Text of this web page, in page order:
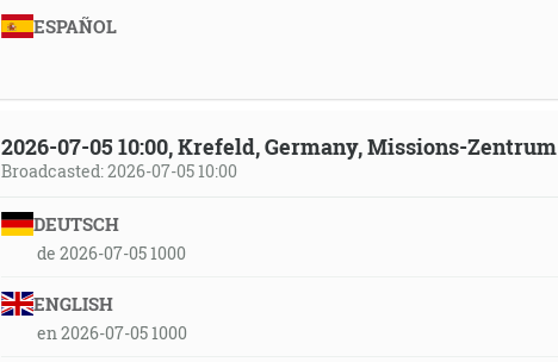
ESPAÑOL
2026-07-05 10:00, Krefeld, Germany, Missions-Zentrum
Broadcasted: 2026-07-05 10:00
DEUTSCH
de 2026-07-05 1000
ENGLISH
en 2026-07-05 1000